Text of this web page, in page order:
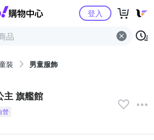
Yahoo購物中心
登入
裝 男童服飾
主 旗艦館